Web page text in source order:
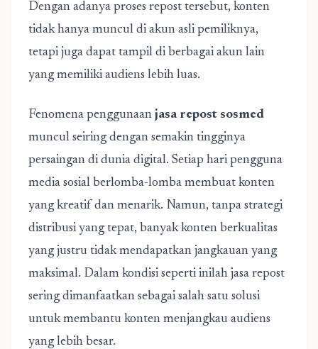
Dengan adanya proses repost tersebut, konten
tidak hanya muncul di akun asli pemiliknya,
tetapi juga dapat tampil di berbagai akun lain
yang memiliki audiens lebih luas.
Fenomena penggunaan jasa repost sosmed
muncul seiring dengan semakin tingginya
persaingan di dunia digital. Setiap hari pengguna
media sosial berlomba-lomba membuat konten
yang kreatif dan menarik. Namun, tanpa strategi
distribusi yang tepat, banyak konten berkualitas
yang justru tidak mendapatkan jangkauan yang
maksimal. Dalam kondisi seperti inilah jasa repost
sering dimanfaatkan sebagai salah satu solusi
untuk membantu konten menjangkau audiens
yang lebih besar.